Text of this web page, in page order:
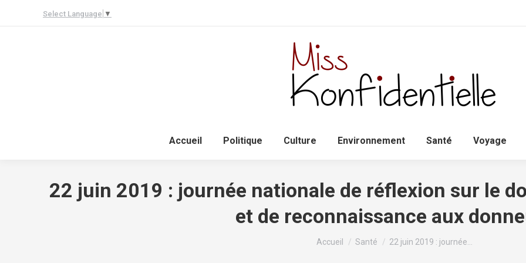
Select Language ▼
Accueil
Politique Culture Environnement Santé Voyage
22 juin 2019 : journée nationale de réflexion sur le
et de reconnaissance aux
Vous êtes ici :
Accueil Santé 22 juin 2019 : journée…